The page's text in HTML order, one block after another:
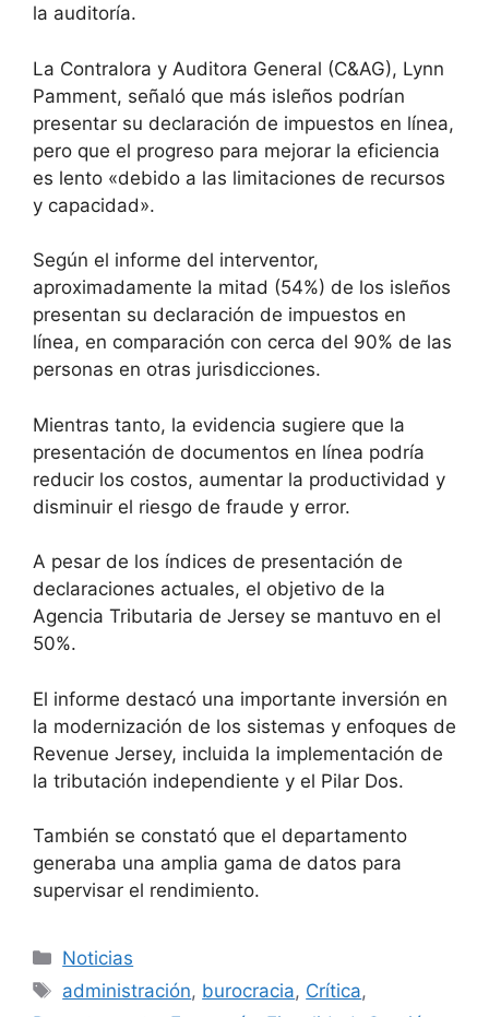
la auditoría.
La Contralora y Auditora General (C&AG), Lynn
Pamment, señaló que más isleños podrían
presentar su declaración de impuestos en línea,
pero que el progreso para mejorar la eficiencia
es lento «debido a las limitaciones de recursos
y capacidad».
Según el informe del interventor,
aproximadamente la mitad (54%) de los isleños
presentan su declaración de impuestos en
línea, en comparación con cerca del 90% de las
personas en otras jurisdicciones.
Mientras tanto, la evidencia sugiere que la
presentación de documentos en línea podría
reducir los costos, aumentar la productividad y
disminuir el riesgo de fraude y error.
A pesar de los índices de presentación de
declaraciones actuales, el objetivo de la
Agencia Tributaria de Jersey se mantuvo en el
50%.
El informe destacó una importante inversión en
la modernización de los sistemas y enfoques de
Revenue Jersey, incluida la implementación de
la tributación independiente y el Pilar Dos.
También se constató que el departamento
generaba una amplia gama de datos para
supervisar el rendimiento.
Categorías
Noticias
Etiquetas
administración, burocracia, Crítica,